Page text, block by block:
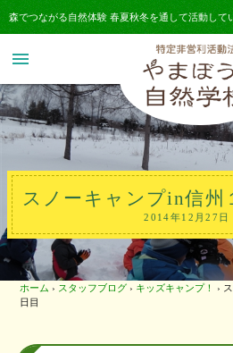
森でつながる自然体験 春夏秋冬を通して活動して
menu
スノーキャンプin信州
2014年12月27日
ホーム › スタッフブログ › キッズキャンプ！ ›
日目